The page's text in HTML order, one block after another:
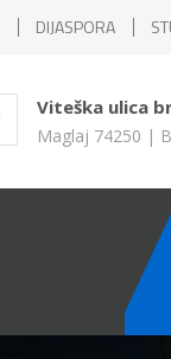
DIJASPORA
Viteška ulica
Maglaj 74250 |